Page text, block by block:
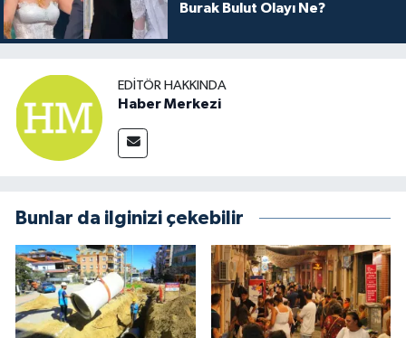
Burak Bulut Olayı Ne?
EDITÖR HAKKINDA
Haber Merkezi
Bunlar da ilginizi çekebilir